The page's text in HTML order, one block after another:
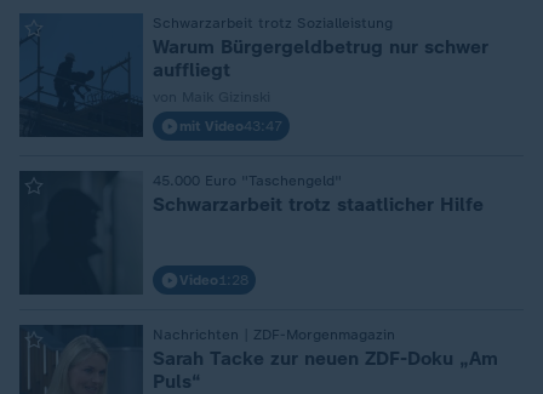
Schwarzarbeit trotz Sozialleistung
Warum Bürgergeldbetrug nur schwer
auffliegt
mit Video43:47
45.000 Euro "Taschengeld"
Schwarzarbeit trotz staatlicher Hilfe
Video 1:28
Nachrichten | ZDF-Morgenmagazin
Sarah Tacke zur neuen ZDF-Doku „Am
Puls“